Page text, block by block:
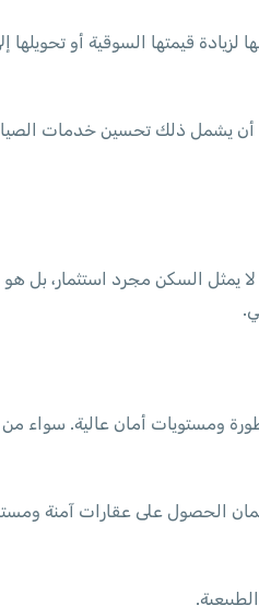
قيمتها السوقية أو تحويلها
يشمل ذلك تحسين خدمات
الأفراد، لا يمثل السكن مجرد
ومستويات أمان عالية. سواء
الحصول على عقارات آمنة